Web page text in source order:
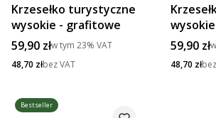
Krzesełko turystyczne
wysokie - grafitowe
Cena brutto
59,90 złw tym 23% VAT
Cena netto
48,70 złbez VAT
Cena
59,90 zł
Cena netto
48,70 zł
Bestseller